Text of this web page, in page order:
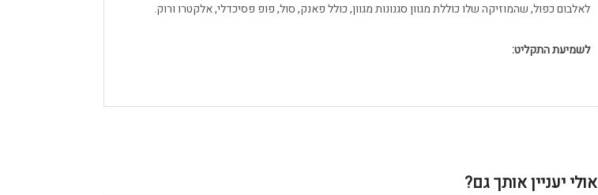
לאלבום כפול, שהמוזיקה שלו כוללת מגוון סגנונות מגוון, כולל פאנק, סול, פופ פסיכדלי, אלקטרו ורוק.
לשמיעת התקליט:
אולי יעניין אותך גם?